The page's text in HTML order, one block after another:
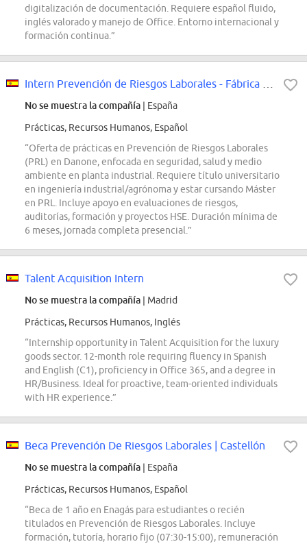
digitalización de documentación. Requiere español fluido,
inglés valorado y manejo de Office. Entorno internacional y
formación continua.”
No se muestra la compañía | España
Prácticas, Recursos Humanos, Español
“Oferta de prácticas en Prevención de Riesgos Laborales
(PRL) en Danone, enfocada en seguridad, salud y medio
ambiente en planta industrial. Requiere título universitario
en ingeniería industrial/agrónoma y estar cursando Máster
en PRL. Incluye apoyo en evaluaciones de riesgos,
auditorías, formación y proyectos HSE. Duración mínima de
6 meses, jornada completa presencial.”
Talent Acquisition Intern
No se muestra la compañía | Madrid
Prácticas, Recursos Humanos, Inglés
“Internship opportunity in Talent Acquisition for the luxury
goods sector. 12-month role requiring fluency in Spanish
and English (C1), proficiency in Office 365, and a degree in
HR/Business. Ideal for proactive, team-oriented individuals
with HR experience.”
Beca Prevención De Riesgos Laborales | Castellón
No se muestra la compañía | España
Prácticas, Recursos Humanos, Español
“Beca de 1 año en Enagás para estudiantes o recién
titulados en Prevención de Riesgos Laborales. Incluye
formación, tutoría, horario fijo (07:30-15:00), remuneración